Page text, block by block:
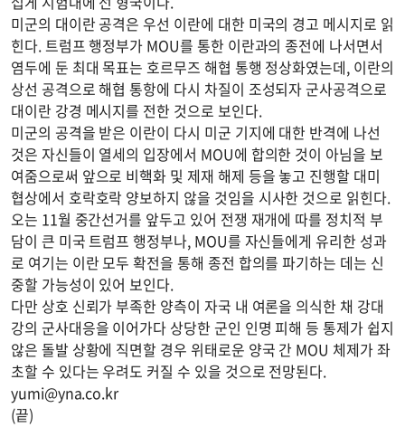
미군의 대이란 공격은 우선 이란에 대한 미국의 경고 메시지로 읽
힌다. 트럼프 행정부가 MOU를 통한 이란과의 종전에 나서면서
염두에 둔 최대 목표는 호르무즈 해협 통행 정상화였는데, 이란의
상선 공격으로 해협 통항에 다시 차질이 조성되자 군사공격으로
대이란 강경 메시지를 전한 것으로 보인다.
미군의 공격을 받은 이란이 다시 미군 기지에 대한 반격에 나선
것은 자신들이 열세의 입장에서 MOU에 합의한 것이 아님을 보
여줌으로써 앞으로 비핵화 및 제재 해제 등을 놓고 진행할 대미
협상에서 호락호락 양보하지 않을 것임을 시사한 것으로 읽힌다.
오는 11월 중간선거를 앞두고 있어 전쟁 재개에 따를 정치적 부
담이 큰 미국 트럼프 행정부나, MOU를 자신들에게 유리한 성과
로 여기는 이란 모두 확전을 통해 종전 합의를 파기하는 데는 신
중할 가능성이 있어 보인다.
다만 상호 신뢰가 부족한 양측이 자국 내 여론을 의식한 채 강대
강의 군사대응을 이어가다 상당한 군인 인명 피해 등 통제가 쉽지
않은 돌발 상황에 직면할 경우 위태로운 양국 간 MOU 체제가 좌
초할 수 있다는 우려도 커질 수 있을 것으로 전망된다.
yumi@yna.co.kr
(끝)